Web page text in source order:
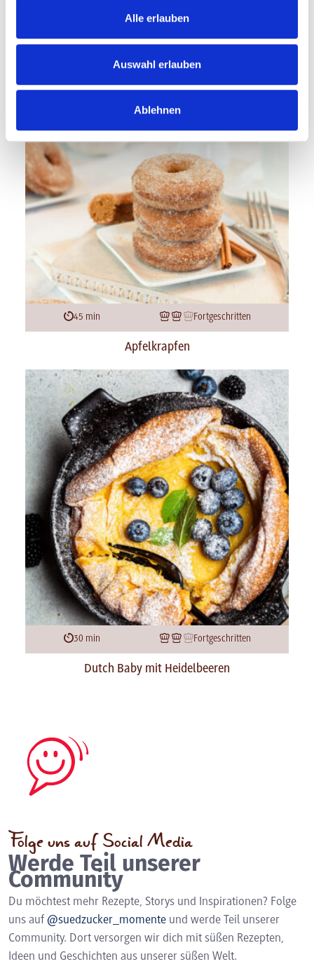
Alle erlauben
Auswahl erlauben
Ablehnen
Karamellisierte Birnen
45 min Fortgeschritten
Apfelkrapfen
30 min Fortgeschritten
Dutch Baby mit Heidelbeeren
Folge uns auf Social Media
Werde Teil unserer
Community
Du möchtest mehr Rezepte, Storys und Inspirationen? Folge
uns auf @suedzucker_momente und werde Teil unserer
Community. Dort versorgen wir dich mit süßen Rezepten,
Ideen und Geschichten aus unserer süßen Welt.